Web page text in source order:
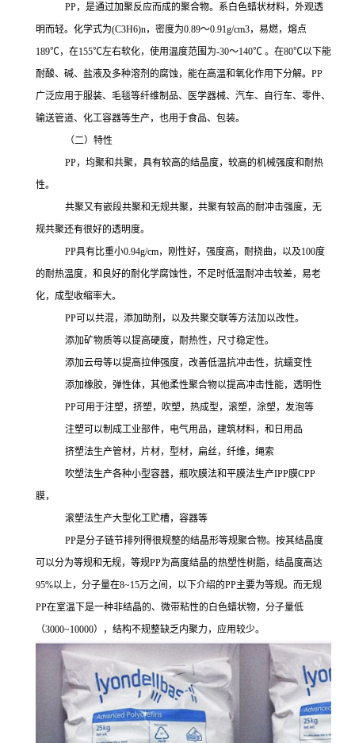
PP，是通过加聚反应而成的聚合物。系白色蜡状材料，外观透
明而轻。化学式为(C3H6)n，密度为0.89～0.91g/cm3，易燃，熔点
189℃，在155℃左右软化，使用温度范围为-30～140℃ 。在80℃以下能
耐酸、碱、盐液及多种溶剂的腐蚀，能在高温和氧化作用下分解。 PP
广泛应用于服装、毛毯等纤维制品、医学器械、汽车、自行车、零件、
输送管道、化工容器等生产，也用于食品、包装。
（二）特性
PP，均聚和共聚，具有较高的结晶度，较高的机械强度和耐热
性。
共聚又有嵌段共聚和无规共聚，共聚有较高的耐冲击强度，无
规共聚还有很好的透明度。
PP具有比重小0.94g/cm，刚性好，强度高，耐挠曲，以及100度
的耐热温度，和良好的耐化学腐蚀性，不足时低温耐冲击较差，易老
化，成型收缩率大。
PP可以共混，添加助剂，以及共聚交联等方法加以改性。
添加矿物质等以提高硬度，耐热性，尺寸稳定性。
添加云母等以提高拉伸强度，改善低温抗冲击性，抗蠕变性
添加橡胶，弹性体，其他柔性聚合物以提高冲击性能，透明性
PP可用于注塑，挤塑，吹塑，热成型，滚塑，涂塑，发泡等
注塑可以制成工业部件，电气用品，建筑材料，和日用品
挤塑法生产管材，片材，型材，扁丝，纤维，绳索
吹塑法生产各种小型容器，瓶吹膜法和平膜法生产IPP膜CPP
膜，
滚塑法生产大型化工贮槽，容器等
PP是分子链节排列得很规整的结晶形等规聚合物。按其结晶度
可以分为等规和无规，等规PP为高度结晶的热塑性树脂，结晶度高达
95%以上，分子量在8~15万之间，以下介绍的PP主要为等规。而无规
PP在室温下是一种非结晶的、微带粘性的白色蜡状物，分子量低
（3000~10000），结构不规整缺乏内聚力，应用较少。